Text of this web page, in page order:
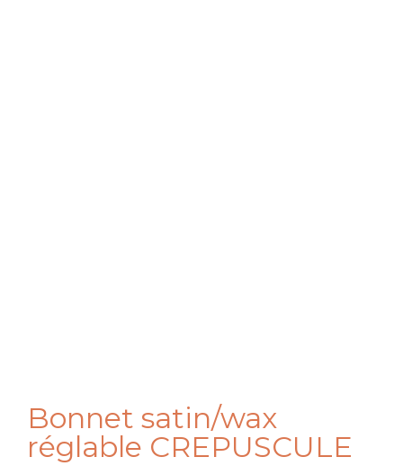
Bonnet satin/wax
réglable CREPUSCULE